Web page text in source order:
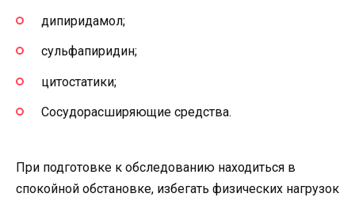
дипиридамол;
сульфапиридин;
цитостатики;
Сосудорасширяющие средства.
При подготовке к обследованию находиться в
спокойной обстановке, избегать физических нагрузок